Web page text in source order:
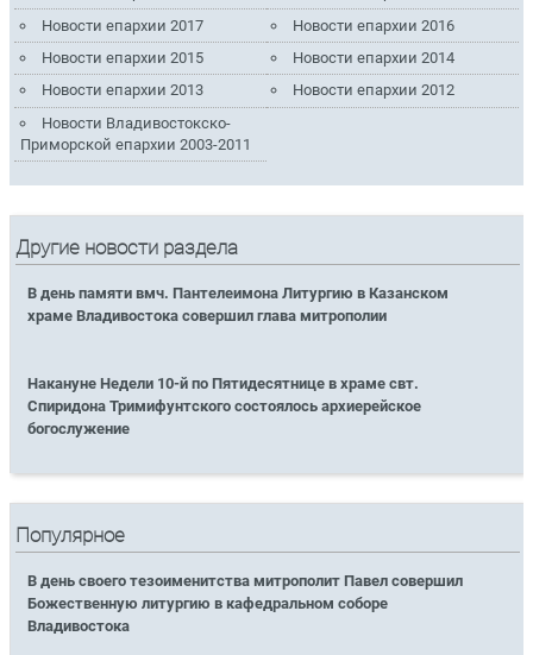
Новости епархии 2017
Новости епархии 2016
Новости епархии 2015
Новости епархии 2014
Новости епархии 2013
Новости епархии 2012
Новости Владивостокско-
Приморской епархии 2003-2011
Другие новости раздела
В день памяти вмч. Пантелеимона Литургию в Казанском
храме Владивостока совершил глава митрополии
Накануне Недели 10-й по Пятидесятнице в храме свт.
Спиридона Тримифунтского состоялось архиерейское
богослужение
Популярное
В день своего тезоименитства митрополит Павел совершил
Божественную литургию в кафедральном соборе
Владивостока